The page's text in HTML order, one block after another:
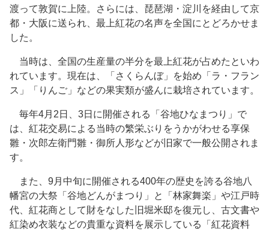
渡って敦賀に上陸。さらには、琵琶湖・淀川を経由して京
都・大阪に送られ、最上紅花の名声を全国にとどろかせま
した。
当時は、全国の生産量の半分を最上紅花が占めたといわ
れています。現在は、「さくらんぼ」を始め「ラ・フラン
ス」「りんご」などの果実類が盛んに栽培されています。
毎年4月2日、3日に開催される「谷地ひなまつり」で
は、紅花交易による当時の繁栄ぶりをうかがわせる享保
雛・次郎左衛門雛・御所人形などが旧家で一般公開されま
す。
また、9月中旬に開催される400年の歴史を誇る谷地八
幡宮の大祭「谷地どんがまつり」と「林家舞楽」や江戸時
代、紅花商として財をなした旧堀米邸を復元し、古文書や
紅染め衣装などの貴重な資料を展示している「紅花資料